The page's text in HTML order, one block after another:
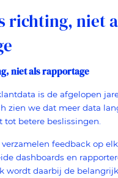
richting, niet
niet als rapportage
is de afgelopen
zien we dat meer data
betere beslissingen.
feedback op
dashboards en
wordt daarbij de